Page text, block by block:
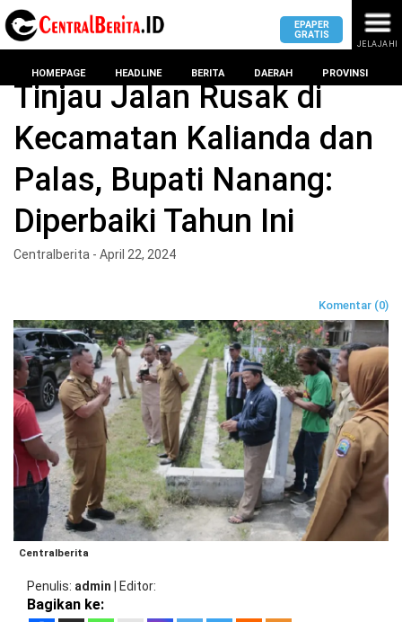
MASUK
KOTA
METRO
PESAWARAN
TANGGAMUS
PRINGSEWU
LAMPUNG
SELATAN
TENGAH
DPRD
KOTA
BANDAR
LAMPUNG
DPRD
METRO
DPRD
PESAWARAN
DPRD
TANGGAMUS
DPRD
PRINGSEWU
LAMPUNG
BANTEN
JAWAB
BARAT
DKI
JAKARTA
EPAPER
GRATIS
JELAJAHI
HOMEPAGE HEADLINE BERITA DAERAH PROVINSI
Tinjau Jalan Rusak di
Kecamatan Kalianda dan
Palas, Bupati Nanang:
Diperbaiki Tahun Ini
Centralberita - April 22, 2024
Komentar (0)
Centralberita
Penulis admin Editor
Bagikan ke: